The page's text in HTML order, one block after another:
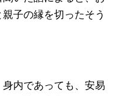
子の縁を切ったそう
内であっても、安易